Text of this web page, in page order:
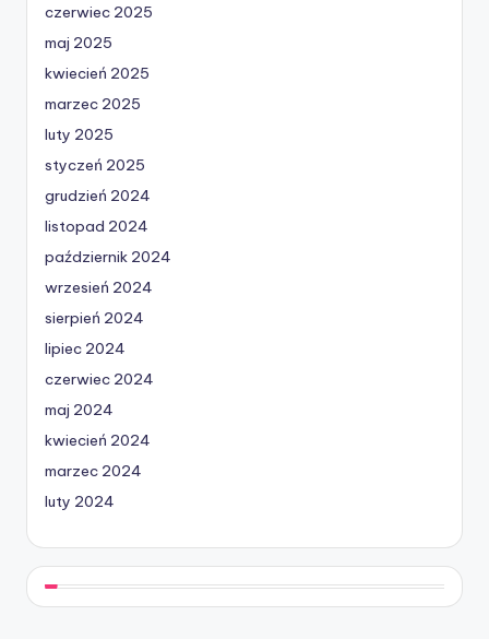
czerwiec 2025
maj 2025
kwiecień 2025
marzec 2025
luty 2025
styczeń 2025
grudzień 2024
listopad 2024
październik 2024
wrzesień 2024
sierpień 2024
lipiec 2024
czerwiec 2024
maj 2024
kwiecień 2024
marzec 2024
luty 2024